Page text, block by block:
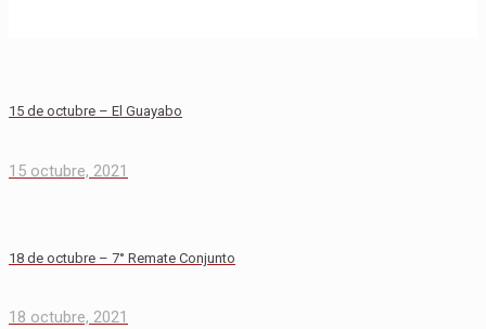
15 de octubre – El Guayabo
15 octubre, 2021
18 de octubre – 7° Remate Conjunto
18 octubre, 2021